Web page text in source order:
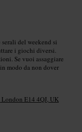
del weekend si
i giochi diversi.
Se vuoi assaggiare
modo da non dover
E14 4QJ, UK